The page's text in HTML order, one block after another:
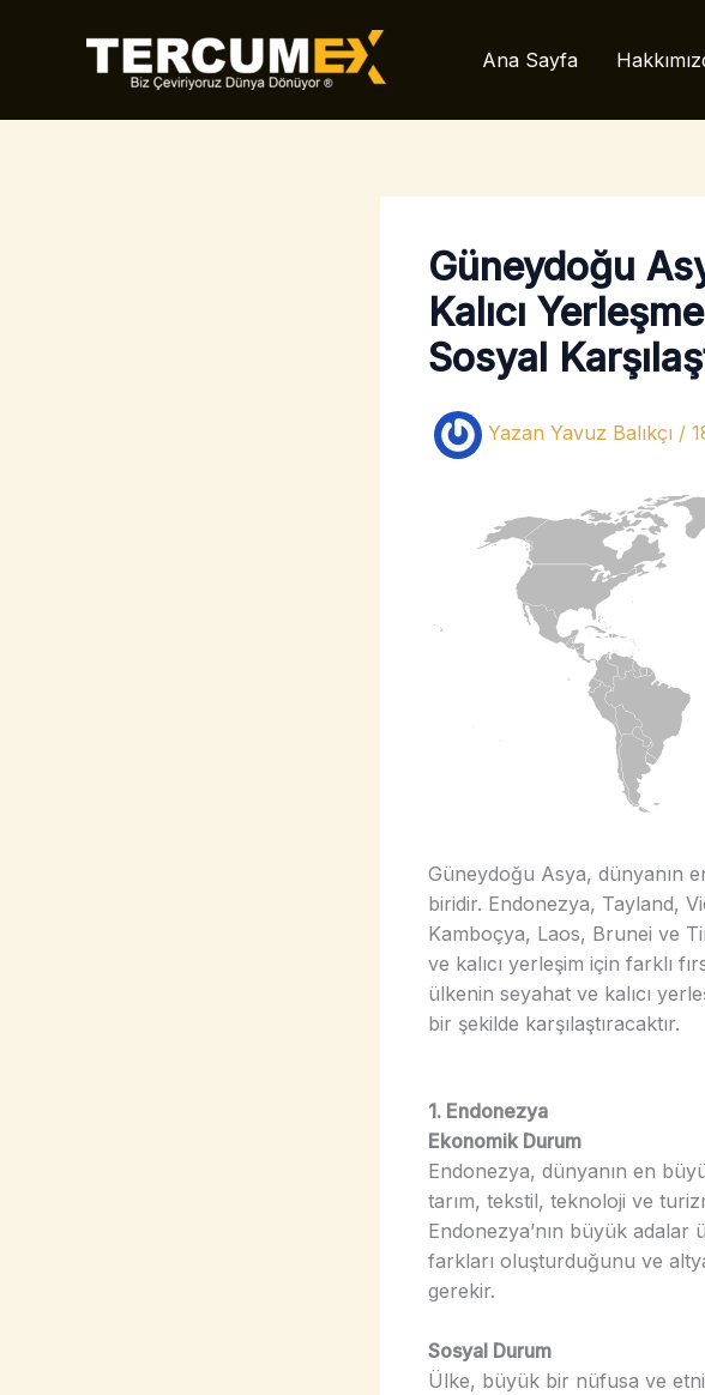
Ana Sayfa
Güneydoğu
Kalıcı
Sosyal
Yazan Yavuz Balıkçı /
Güneydoğu Asya, dünyanın
biridir. Endonezya, Tayland,
Kamboçya, Laos, Brunei ve
ve kalıcı yerleşim için farklı
ülkenin seyahat ve kalıcı
bir şekilde karşılaştıracaktır.
1. Endonezya
Ekonomik Durum
Endonezya, dünyanın en
tarım, tekstil, teknoloji ve
Endonezya’nın büyük adalar
farkları oluşturduğunu ve
gerekir.
Sosyal Durum
Ülke, büyük bir nüfusa ve